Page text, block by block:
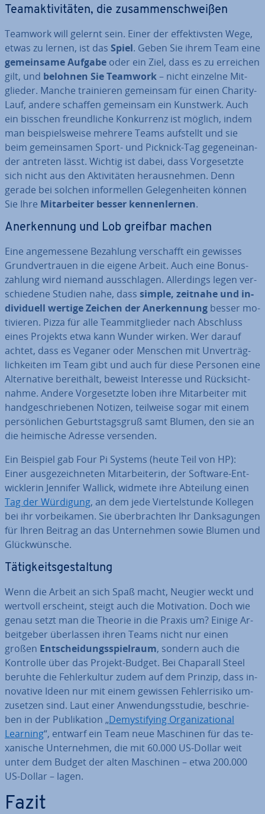
Team­ak­ti­vi­tä­ten, die zu­sam­men­schwei­ßen
Teamwork will gelernt sein. Einer der ef­fek­tivs­ten Wege,
etwas zu lernen, ist das Spiel. Geben Sie ihrem Team eine
ge­mein­sa­me Aufgabe oder ein Ziel, dass es zu erreichen
gilt, und belohnen Sie Teamwork– nicht einzelne Mit­
glie­der. Manche trai­nie­ren gemeinsam für einen Charity-
Lauf, andere schaffen gemeinsam ein Kunstwerk. Auch
ein bisschen freund­li­che Kon­kur­renz ist möglich, indem
man bei­spiels­wei­se mehrere Teams aufstellt und sie
beim ge­mein­sa­men Sport- und Picknick-Tag ge­gen­ein­an­
der antreten lässt. Wichtig ist dabei, dass Vor­ge­setz­te
sich nicht aus den Ak­ti­vi­tä­ten her­aus­neh­men. Denn
gerade bei solchen in­for­mel­len Ge­le­gen­hei­ten können
Sie Ihre Mit­ar­bei­ter besser ken­nen­ler­nen.
An­er­ken­nung und Lob greifbar machen
Eine an­ge­mes­se­ne Bezahlung ver­schafft ein gewisses
Grund­ver­trau­en in die eigene Arbeit. Auch eine Bo­nus­
zah­lung wird niemand aus­schla­gen. Al­ler­dings legen ver­
schie­de­ne Studien nahe, dass simple, zeitnahe und in­
di­vi­du­ell wertige Zeichen der An­er­ken­nung besser mo­
ti­vie­ren. Pizza für alle Team­mit­glie­der nach Abschluss
eines Projekts etwa kann Wunder wirken. Wer darauf
achtet, dass es Veganer oder Menschen mit Un­ver­träg­
lich­kei­ten im Team gibt und auch für diese Personen eine
Al­ter­na­ti­ve be­reit­hält, beweist Interesse und Rück­sicht­
nah­me. Andere Vor­ge­setz­te loben ihre Mit­ar­bei­ter mit
hand­ge­schrie­be­nen Notizen, teilweise sogar mit einem
per­sön­li­chen Ge­burts­tags­gruß samt Blumen, den sie an
die heimische Adresse versenden.
Ein Beispiel gab Four Pi Systems (heute Teil von HP):
Einer aus­ge­zeich­ne­ten Mit­ar­bei­te­rin, der Software-Ent­
wick­le­rin Jennifer Wallick, widmete ihre Abteilung einen
Tag der Würdigung, an dem jede Vier­tel­stun­de Kollegen
bei ihr vor­bei­ka­men. Sie über­brach­ten Ihr Dank­sa­gun­gen
für Ihren Beitrag an das Un­ter­neh­men sowie Blumen und
Glück­wün­sche.
Tä­tig­keits­ge­stal­tung
Wenn die Arbeit an sich Spaß macht, Neugier weckt und
wertvoll erscheint, steigt auch die Mo­ti­va­ti­on. Doch wie
genau setzt man die Theorie in die Praxis um? Einige Ar­
beit­ge­ber über­las­sen ihren Teams nicht nur einen
großen Ent­schei­dungs­spiel­raum, sondern auch die
Kontrolle über das Projekt-Budget. Bei Chaparall Steel
beruhte die Feh­ler­kul­tur zudem auf dem Prinzip, dass in­
no­va­ti­ve Ideen nur mit einem gewissen Feh­ler­ri­si­ko um­
zu­set­zen sind. Laut einer An­wen­dungs­stu­die, be­schrie­
ben in der Pu­bli­ka­ti­on „De­mys­ti­fy­ing Or­ga­niza­tio­nal
Learning“, entwarf ein Team neue Maschinen für das te­
xa­ni­sche Un­ter­neh­men, die mit 60.000 US-Dollar weit
unter dem Budget der alten Maschinen – etwa 200.000
US-Dollar – lagen.
Fazit